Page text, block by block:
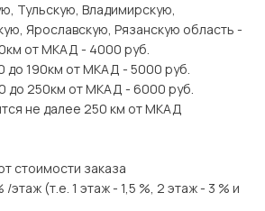
Тульскую, Владимирскую,
Ярославскую, Рязанскую область -
от МКАД - 4000 руб.
до 190км от МКАД - 5000 руб.
до 250км от МКАД - 6000 руб.
не далее 250 км от МКАД
стоимости заказа
этаж (т.е. 1 этаж - 1,5 %, 2 этаж - 3 % и